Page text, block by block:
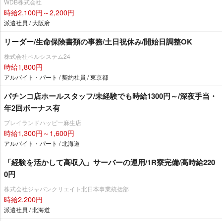
時給2,100円～2,200円
派遣社員 / 大阪府
リーダー/生命保険書類の事務/土日祝休み/開始日調整OK
株式会社ベルシステム24
時給1,800円
アルバイト・パート / 契約社員 / 東京都
パチンコ店ホールスタッフ/未経験でも時給1300円～/深夜手当・
年2回ボーナス有
プレイランドハッピー麻生店
時給1,300円～1,600円
アルバイト・パート / 北海道
「経験を活かして高収入」サーバーの運用/1R寮完備/高時給220
0円
株式会社ジャパンクリエイト北日本事業統括部
時給2,200円
派遣社員 / 北海道